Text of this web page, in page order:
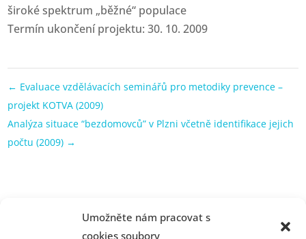
Umožněte nám pracovat s
cookies soubory
široké spektrum „běžné“ populace
Termín ukončení projektu: 30. 10. 2009
← Evaluace vzdělávacích seminářů pro metodiky prevence –
projekt KOTVA (2009)
Analýza situace “bezdomovců” v Plzni včetně identifikace jejich
počtu (2009) →